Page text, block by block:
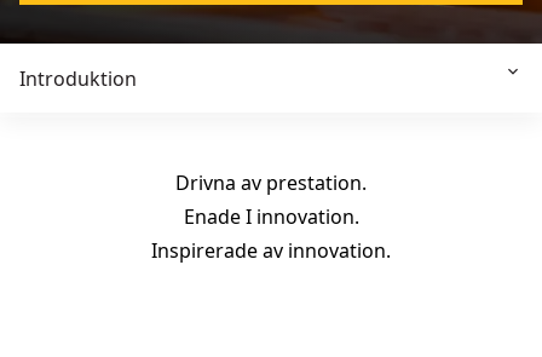
Introduktion
Drivna av prestation.
Enade I innovation.
Inspirerade av innovation.